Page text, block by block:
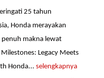
25 tahun
Honda merayakan
makna lewat
Legacy Meets
Honda...selengkapnya